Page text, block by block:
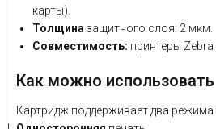
карты).
Толщина защитного слоя: 2 мкм.
Совместимость: принтеры Zebra
Как можно использовать
Картридж поддерживает два режима